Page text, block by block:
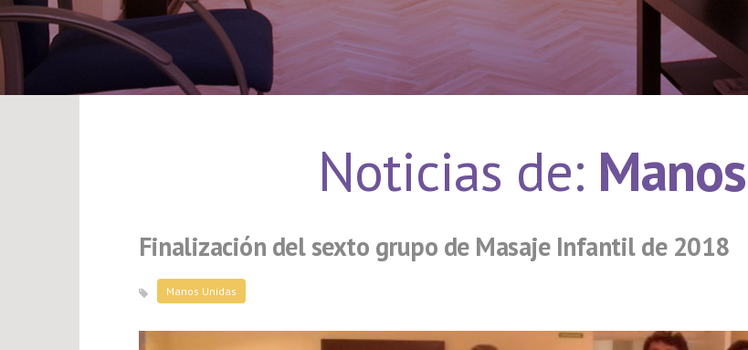
Noticias de:
Finalización del sexto grupo de Masaje Infantil de 2018
Manos Unidas